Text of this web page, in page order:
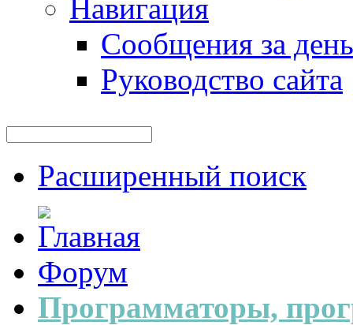
Навигация
Сообщения за день
Руководство сайта
Расширенный поиск
Форум
Программаторы,